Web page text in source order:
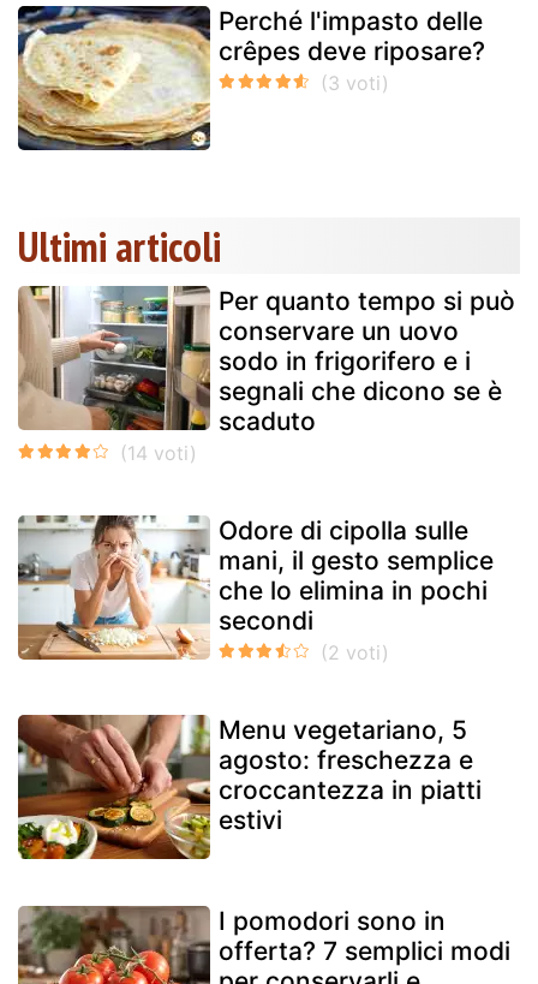
Perché l'impasto delle
crêpes deve riposare?
Ultimi articoli
Per quanto tempo si può
conservare un uovo
sodo in frigorifero e i
segnali che dicono se è
scaduto
Odore di cipolla sulle
mani, il gesto semplice
che lo elimina in pochi
secondi
Menu vegetariano, 5
agosto: freschezza e
croccantezza in piatti
estivi
I pomodori sono in
offerta? 7 semplici modi